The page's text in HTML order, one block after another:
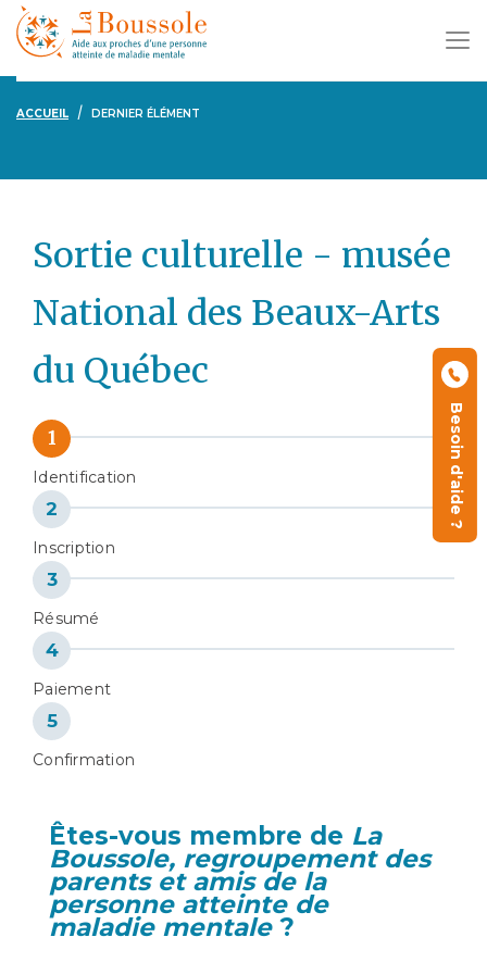
Besoin d'aide ?
ACCUEIL DERNIER ÉLÉMENT
Sortie culturelle - musée
National des Beaux-Arts
du Québec
Identification
Inscription
Résumé
Paiement
Confirmation
Êtes-vous membre de La
Boussole, regroupement des
parents et amis de la
personne atteinte de
maladie mentale?